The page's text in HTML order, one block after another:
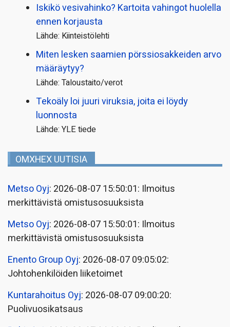
Iskikö vesivahinko? Kartoita vahingot huolella
ennen korjausta
Lähde: Kiinteistölehti
Miten lesken saamien pörssi­osakkeiden arvo
määräytyy?
Lähde: Taloustaito/verot
Tekoäly loi juuri viruksia, joita ei löydy
luonnosta
Lähde: YLE tiede
OMXHEX UUTISIA
Metso Oyj: 2026-08-07 15:50:01: Ilmoitus
merkittävistä omistusosuuksista
Metso Oyj: 2026-08-07 15:50:01: Ilmoitus
merkittävistä omistusosuuksista
Enento Group Oyj: 2026-08-07 09:05:02:
Johtohenkilöiden liiketoimet
Kuntarahoitus Oyj: 2026-08-07 09:00:20:
Puolivuosikatsaus